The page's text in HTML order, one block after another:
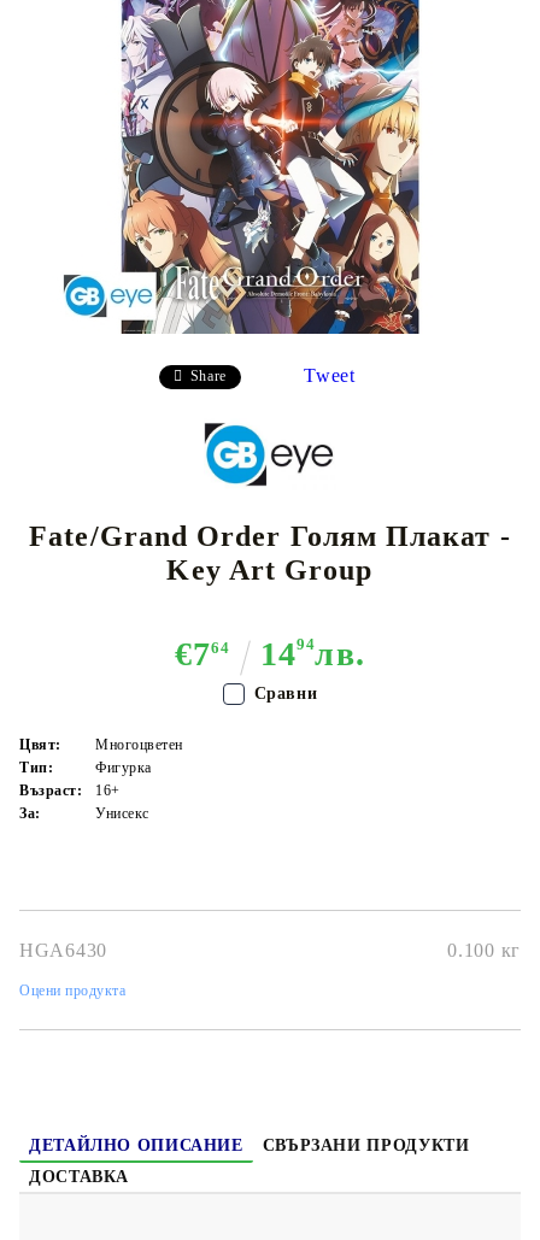
Share Tweet
Fate/Grand Order Голям Плакат -
Key Art Group
€764 1494лв.
Цвят:
Многоцветен
Тип:
Фигурка
Възраст:
16+
За:
Унисекс
HGA6430 0.100 кг
Оцени продукта
Сравни
ДЕТАЙЛНО ОПИСАНИЕ
СВЪРЗАНИ ПРОДУКТИ
ДОСТАВКА